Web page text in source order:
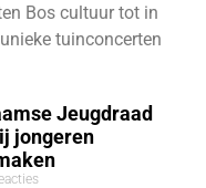
Bos cultuur tot in
tuinconcerten
Jeugdraad
jongeren